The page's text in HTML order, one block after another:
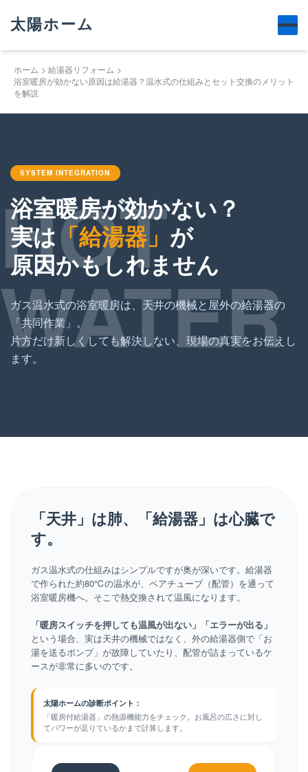
太陽ホーム
ホーム
給湯器リフォーム
浴室暖房が効かない原因は給湯器？温水式の仕組みとセット交換のメリット
を解説
HOT
WATER
SYSTEM INTEGRATION
浴室暖房が効かない？
実は 「給湯器」 が
原因かもしれません
ガス温水式の浴室暖房は、天井の機械と屋外の給湯器の
「共同作業」。
片方だけ新しくしても解決しない、現場の真実をお伝えし
ます。
「天井」は肺、「給湯器」は心臓で
す。
ガス温水式の仕組みはシンプルですが奥が深いです。給湯器
で作られた約80℃の温水が、ペアチューブ（配管）を通って
浴室暖房機へ。そこで熱交換されて温風になります。
「暖房スイッチを押しても温風が出ない」「エラーが出る」
という場合、実は天井の機械ではなく、外の給湯器側で「お
湯を送るポンプ」が故障していたり、配管が詰まっているケ
ースが非常に多いのです。
太陽ホームの診断ポイント：
「暖房付給湯器」の熱源機能力をチェック。お風呂の広さに対し
てパワーが足りているかまで計算します。